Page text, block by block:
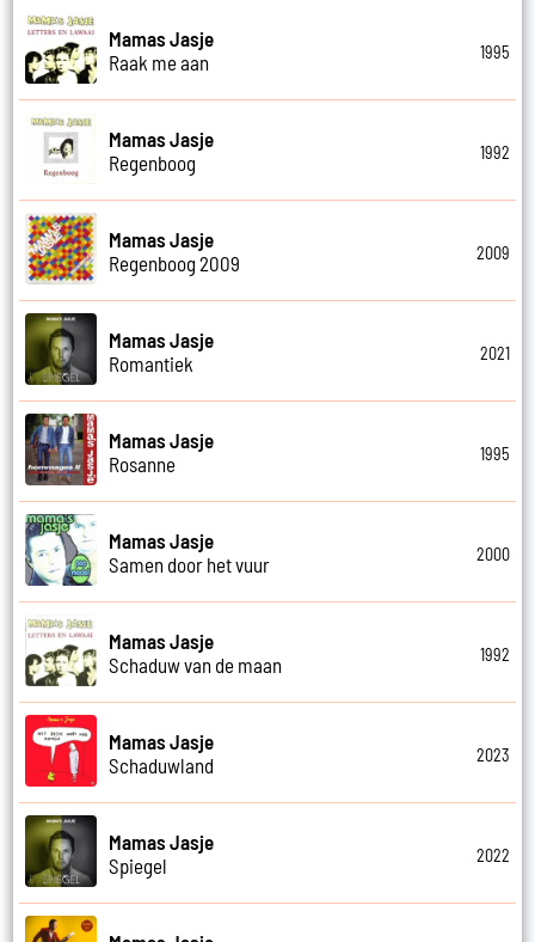
Mamas Jasje
Raak me aan
1995
Mamas Jasje
Regenboog
1992
Mamas Jasje
Regenboog 2009
2009
Mamas Jasje
Romantiek
2021
Mamas Jasje
Rosanne
1995
Mamas Jasje
Samen door het vuur
2000
Mamas Jasje
Schaduw van de maan
1992
Mamas Jasje
Schaduwland
2023
Mamas Jasje
Spiegel
2022